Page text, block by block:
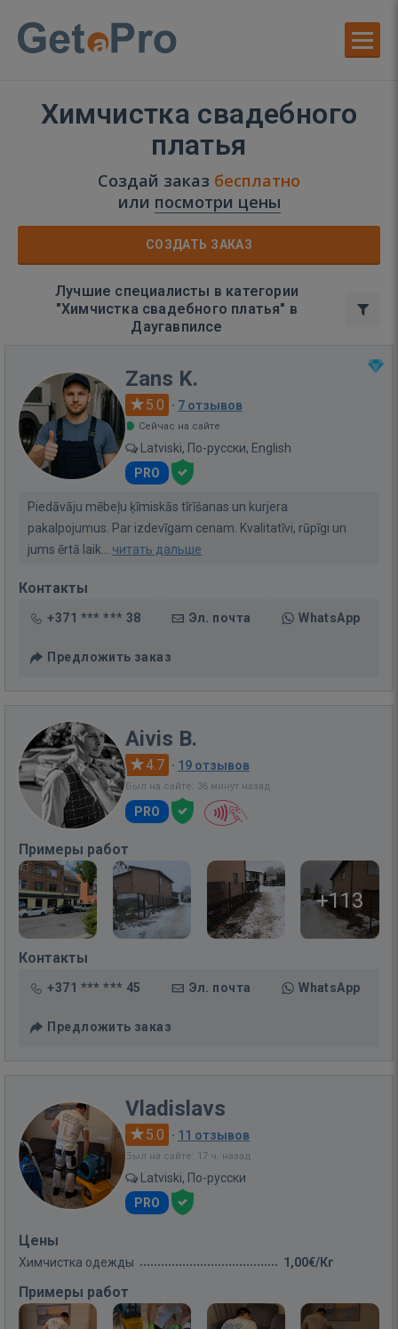
Химчистка свадебного
платья
Создай заказ бесплатно
или посмотри цены
СОЗДАТЬ ЗАКАЗ
Лучшие специалисты в категории
"Химчистка свадебного платья" в
Даугавпилсе
Zans K.
5.0 · 7 отзывов
Сейчас на сайте
Latviski, По-русски, English
PRO
Piedāvāju mēbeļu ķīmiskās tīrīšanas un kurjera
pakalpojumus. Par izdevīgam cenam. Kvalitatīvi, rūpīgi un
jums ērtā laik... читать дальше
Контакты
+371 *** *** 38 Эл. почта WhatsApp
Предложить заказ
Aivis B.
4.7 · 19 отзывов
Был на сайте: 36 минут назад
PRO
Примеры работ
+113
Контакты
+371 *** *** 45 Эл. почта WhatsApp
Предложить заказ
Vladislavs
5.0 · 11 отзывов
Был на сайте: 17 ч. назад
Latviski, По-русски
PRO
Цены
Химчистка одежды 1,00€/Кг
Примеры работ